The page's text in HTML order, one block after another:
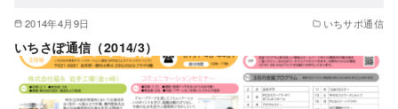
2014年4月9日 いちサポ通信
いちさぽ通信（2014/3）